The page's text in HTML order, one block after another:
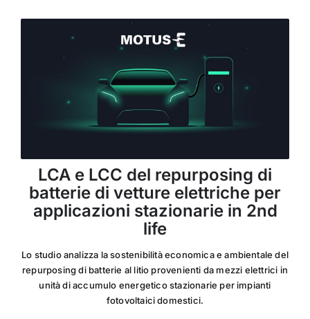
LCA e LCC del repurposing di
batterie di vetture elettriche per
applicazioni stazionarie in 2nd
life
Lo studio analizza la sostenibilità economica e ambientale del
repurposing di batterie al litio provenienti da mezzi elettrici in
unità di accumulo energetico stazionarie per impianti
fotovoltaici domestici.